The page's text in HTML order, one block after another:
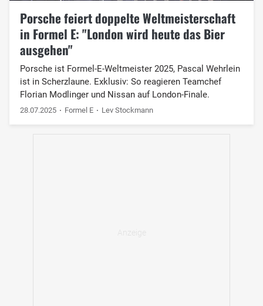
Porsche feiert doppelte Weltmeisterschaft
in Formel E: "London wird heute das Bier
ausgehen"
Porsche ist Formel-E-Weltmeister 2025, Pascal Wehrlein
ist in Scherzlaune. Exklusiv: So reagieren Teamchef
Florian Modlinger und Nissan auf London-Finale.
28.07.2025 Formel E Lev Stockmann